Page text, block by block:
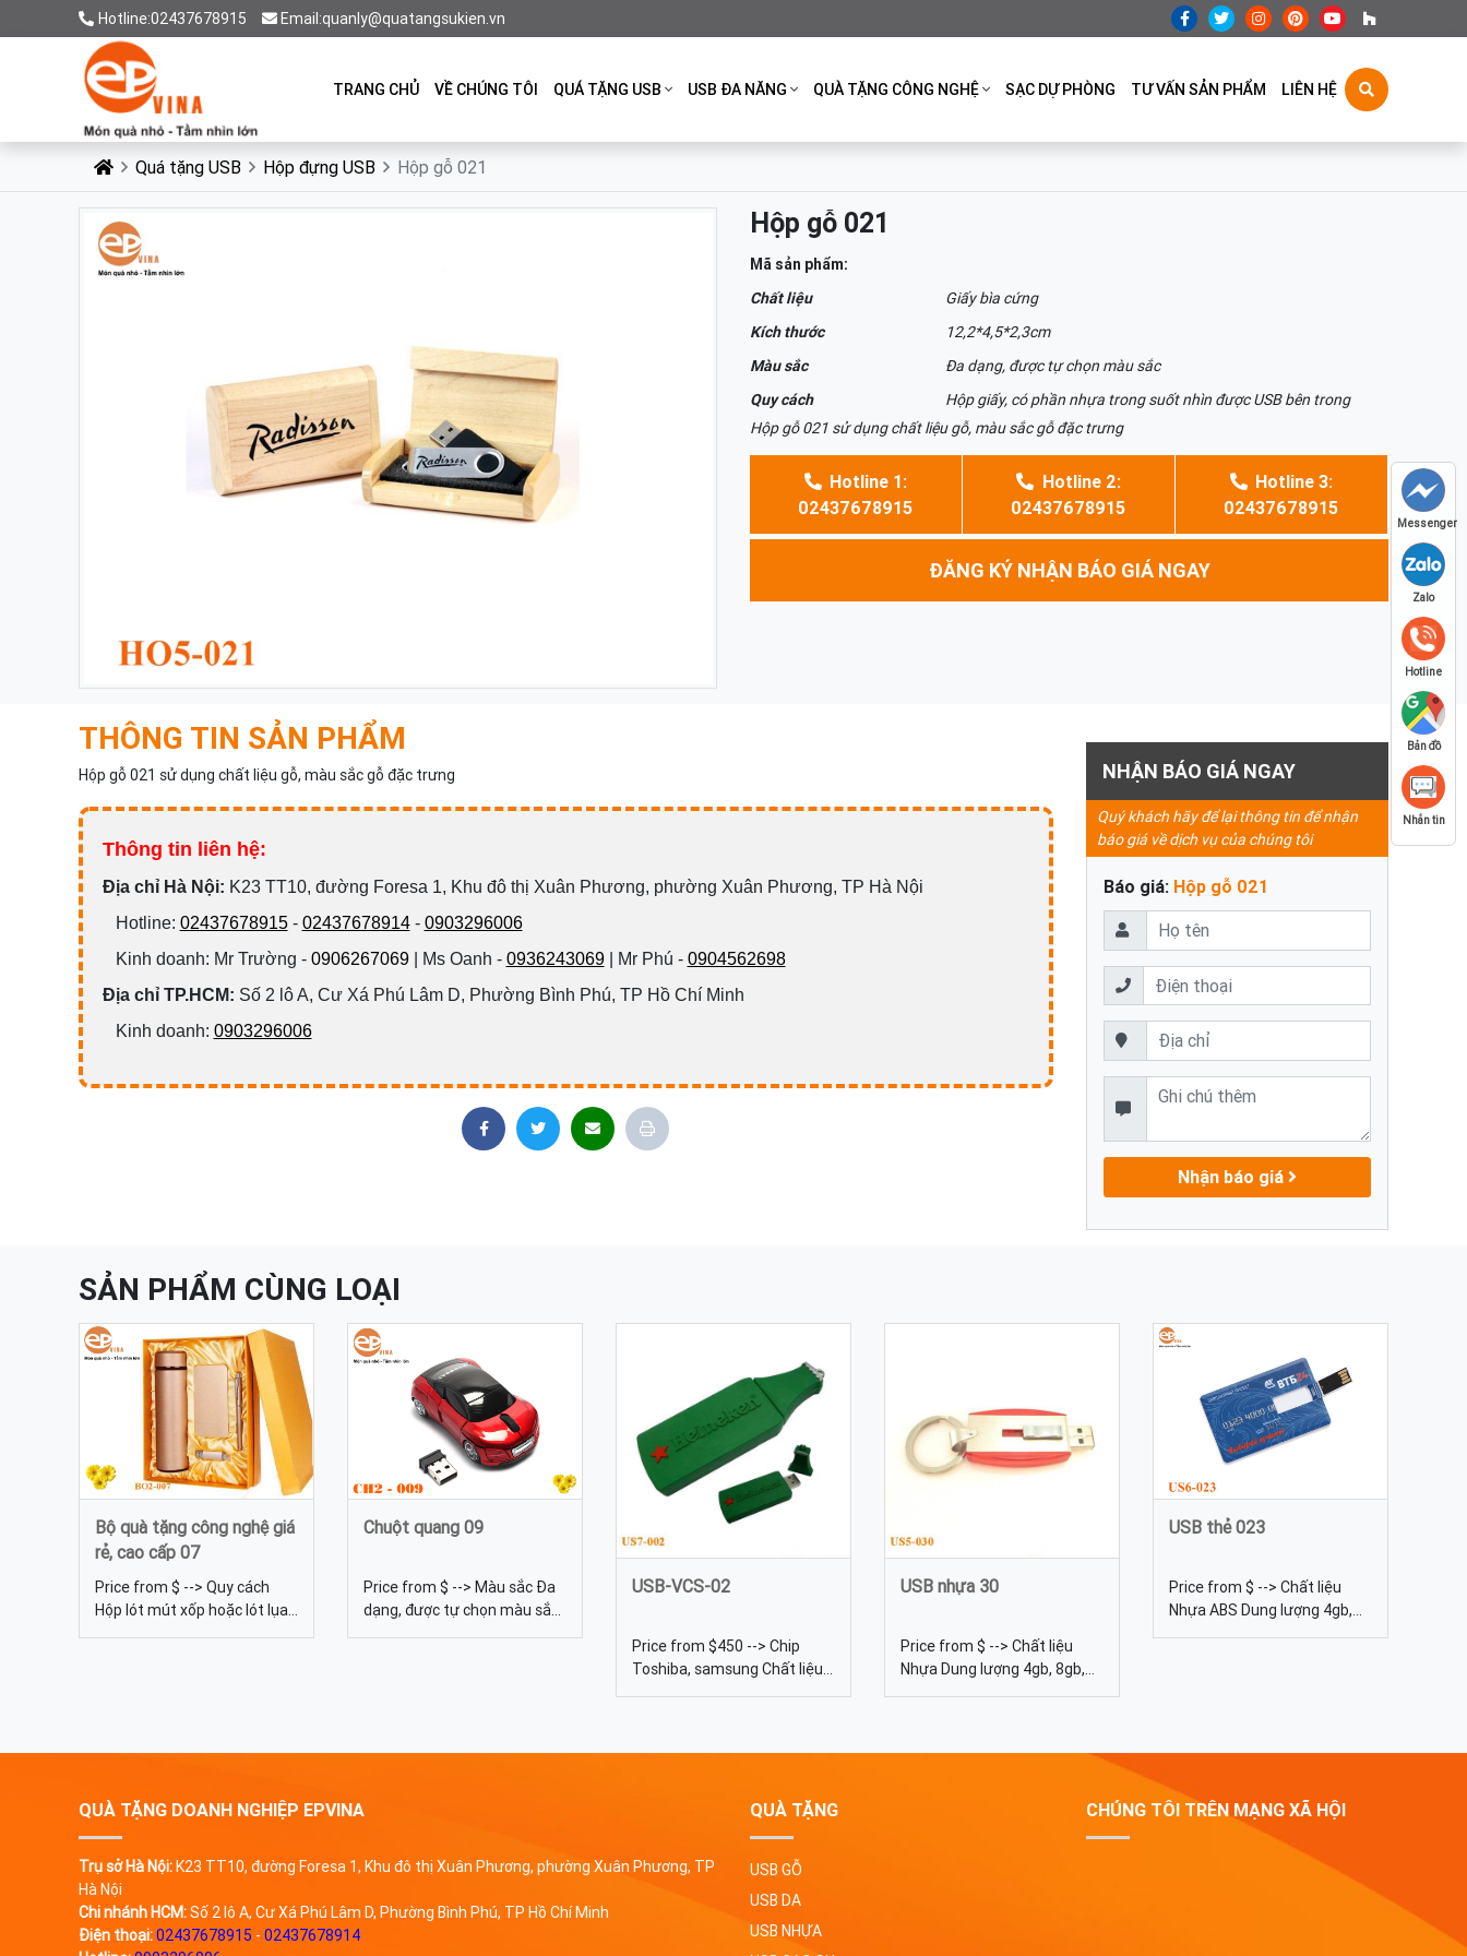
Hotline:02437678915 Email:quanly@quatangsukien.vn
TRANG CHỦ VỀ CHÚNG TÔI QUÁ TẶNG USB USB ĐA NĂNG QUÀ TẶNG CÔNG NGHỆ SẠC DỰ PHÒNG TƯ VẤN SẢN PHẨM LIÊN HỆ
Quá tặng USB Hộp đựng USB Hộp gỗ 021
Hộp gỗ 021
Mã sản phẩm:
Chất liệu
Giấy bìa cứng
Kích thước
12,2*4,5*2,3cm
Màu sắc
Đa dạng, được tự chọn màu sắc
Quy cách
Hộp giấy, có phần nhựa trong suốt nhìn được USB bên trong
Hộp gỗ 021 sử dụng chất liệu gỗ, màu sắc gỗ đặc trưng
Hotline 1:
02437678915
Hotline 2:
02437678915
Hotline 3:
02437678915
ĐĂNG KÝ NHẬN BÁO GIÁ NGAY
THÔNG TIN SẢN PHẨM
Hộp gỗ 021 sử dụng chất liệu gỗ, màu sắc gỗ đặc trưng
Thông tin liên hệ:
Địa chỉ Hà Nội: K23 TT10, đường Foresa 1, Khu đô thị Xuân Phương, phường Xuân Phương, TP Hà Nội
Hotline: 02437678915- 02437678914- 0903296006
Kinh doanh: Mr Trường - 0906267069| Ms Oanh - 0936243069| Mr Phú - 0904562698
Địa chỉ TP.HCM: Số 2 lô A, Cư Xá Phú Lâm D, Phường Bình Phú, TP Hồ Chí Minh
Kinh doanh: 0903296006
NHẬN BÁO GIÁ NGAY
Quý khách hãy để lại thông tin để nhận
báo giá về dịch vụ của chúng tôi
Báo giá: Hộp gỗ 021
Nhận báo giá
SẢN PHẨM CÙNG LOẠI
Bộ quà tặng công nghệ giá
rẻ, cao cấp 07
Price from $ --> Quy cách
Hộp lót mút xốp hoặc lót lụa,
In hoặc khắc (laser) logo 1
Chuột quang 09
Price from $ --> Màu sắc Đa
dạng, được tự chọn màu sắc
Quy cách In lưới Chuẩn giao
USB-VCS-02
Price from $450 --> Chip
Toshiba, samsung Chất liệu
su có màu sắc, hình dáng đa
su theo yêu cầu.
USB nhựa 30
Price from $ --> Chất liệu
Nhựa Dung lượng 4gb, 8gb,
USB thẻ 023
Price from $ --> Chất liệu
Nhựa ABS Dung lượng 4gb,
8gb, 16gb, 32gb, 64gb... Kích
QUÀ TẶNG DOANH NGHIỆP EPVINA
Trụ sở Hà Nội:K23 TT10, đường Foresa 1, Khu đô thị Xuân Phương, phường Xuân Phương, TP
Hà Nội
Chi nhánh HCM:Số 2 lô A, Cư Xá Phú Lâm D, Phường Bình Phú, TP Hồ Chí Minh
Điện thoại:02437678915 - 02437678914
QUÀ TẶNG
USB GỖ
USB DA
USB NHỰA
CHÚNG TÔI TRÊN MẠNG XÃ HỘI
Messenger
Zalo
Hotline
Bản đồ
Nhắn tin